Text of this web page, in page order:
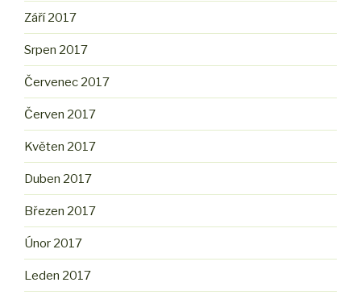
Září 2017
Srpen 2017
Červenec 2017
Červen 2017
Květen 2017
Duben 2017
Březen 2017
Únor 2017
Leden 2017